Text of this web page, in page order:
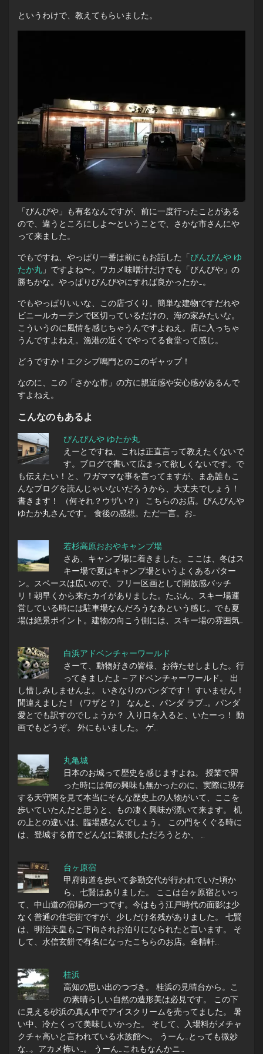
というわけで、教えてもらいました。
「びんびや」も有名なんですが、前に一度行ったことがある
ので、違うところにしよ〜ということで、さかな市さんにや
って来ました。
でもですね、やっぱり一番は前にもお話した「ぴんぴんや ゆ
たか丸 」ですよね〜。ワカメ味噌汁だけでも「びんびや」の
勝ちかな。やっぱりびんびやにすれば良かったか…。
でもやっぱりいいな、この店づくり。簡単な建物ですだれや
ビニールカーテンで区切っているだけの、海の家みたいな。
こういうのに風情を感じちゃうんですよねえ。店に入っちゃ
うんですよねえ。漁港の近くでやってる食堂って感じ。
どうですか！エクシブ鳴門とのこのギャップ！
なのに、この「さかな市」の方に親近感や安心感があるんで
すよねえ。
こんなのもあるよ
ぴんぴんや ゆたか丸
えーとですね、これは正直言って教えたくないで
す。ブログで書いて広まって欲しくないです。で
も伝えたい！と、ワガママな事を言ってますが、まあ誰もこ
んなブログを読んじゃいないだろうから、大丈夫でしょう！
書きます！ （何それ？ウザい？） こちらのお店。ぴんぴんや
ゆたか丸さんです。 食後の感想。ただ一言。お…
若杉高原おおやキャンプ場
さあ、キャンプ場に着きました。ここは、冬はス
キー場で夏はキャンプ場というよくあるパター
ン。スペースは広いので、フリー区画として開放感バッチ
リ！朝早くから来たカイがありました。たぶん、スキー場運
営している時には駐車場なんだろうなあという感じ。でも夏
場は絶景ポイント。建物の向こう側には、スキー場の雰囲気…
白浜アドベンチャーワールド
さーて、動物好きの皆様、お待たせしました。行
ってきましたよ～アドベンチャーワールド。 出
し惜しみしませんよ。 いきなりのパンダです！ すいません！
間違えました！（ワザと？） なんと、パンダ ラブ…。パンダ
愛とでも訳すのでしょうか？ 入り口を入ると、いたーっ！ 動
画でもどうぞ。 外にもいました。 ゲ…
丸亀城
日本のお城って歴史を感じますよね。 授業で習
った時には何の興味も無かったのに、実際に現存
する天守閣を見て本当にそんな歴史上の人物がいて、ここを
歩いていたんだと思うと、もの凄く興味が湧いて来ます。 机
の上との違いは、臨場感なんでしょう。 この門をくぐる時に
は、登城する前でどんなに緊張しただろうとか、 …
台ヶ原宿
甲府街道を歩いて参勤交代が行われていた頃か
ら、七賢はありました。 ここは台ヶ原宿といっ
て、中山道の宿場の一つです。今はもう江戸時代の面影は少
なく普通の住宅街ですが、少しだけ名残がありました。 七賢
は、明治天皇もご下向されお泊りになられたと言います。 そ
して、水信玄餅で有名になったこちらのお店。金精軒…
桂浜
高知の思い出のつづき。 桂浜の見晴台から。こ
の素晴らしい自然の造形美は必見です。 この下
に見える砂浜の真ん中でアイスクリームを売ってました。 暑
い中、冷たくって美味しいかった。 そして、入場料がメチャ
クチャ高いと言われている水族館へ。 うーん…とっても微妙
な…。アカメ怖い…。 うーん…これもなんかニ…